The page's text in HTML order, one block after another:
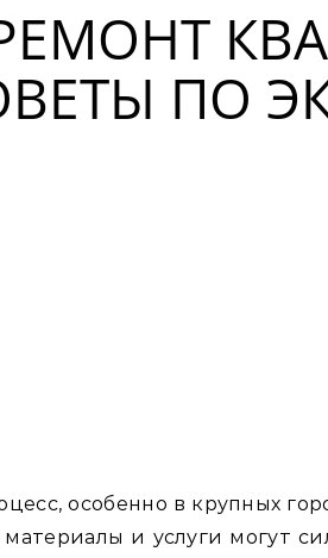
ПО
особенно в крупных
и услуги могут